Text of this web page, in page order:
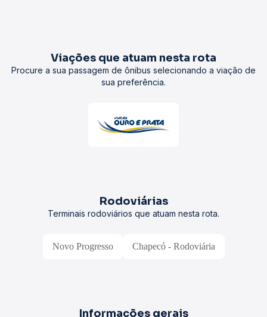
Viações que atuam nesta rota
Procure a sua passagem de ônibus selecionando a viação de
sua preferência.
Rodoviárias
Terminais rodoviários que atuam nesta rota.
Novo Progresso Chapecó - Rodoviária
Informações gerais